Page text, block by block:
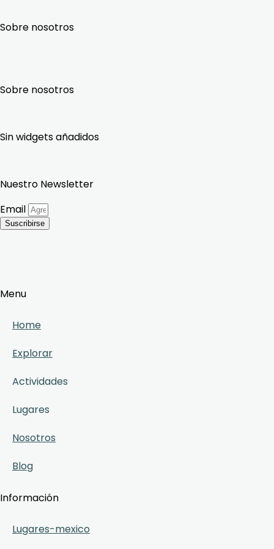
Sin widgets añadidos
Nuestro Newsletter
Email
Suscribirse
Menu
Home
Explorar
Actividades
Lugares
Nosotros
Blog
Información
Lugares-mexico